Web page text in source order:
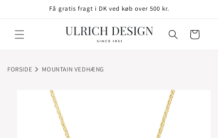
Få gratis fragt i DK ved køb over 500 kr.
Indkøbskurv
FORSIDE MOUNTAIN VEDHÆNG